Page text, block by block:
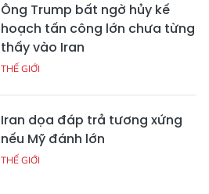
Ông Trump bất ngờ hủy kế
hoạch tấn công lớn chưa từng
thấy vào Iran
THẾ GIỚI
Iran dọa đáp trả tương xứng
nếu Mỹ đánh lớn
THẾ GIỚI